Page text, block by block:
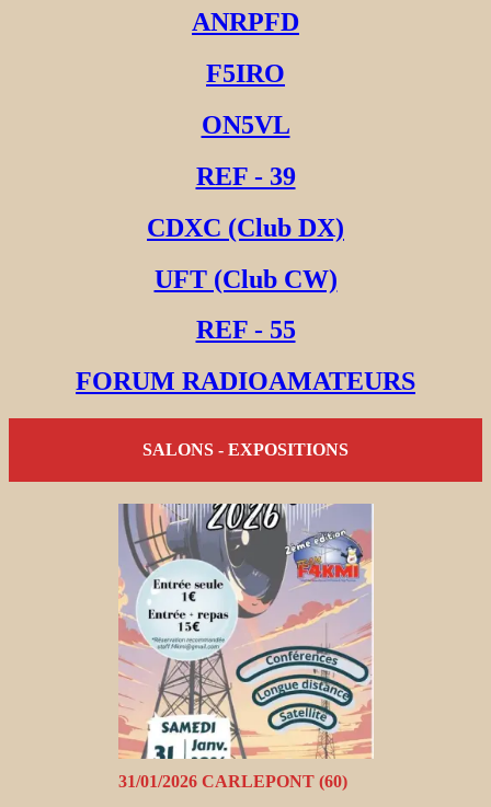
ANRPFD
F5IRO
ON5VL
REF - 39
CDXC (Club DX)
UFT (Club CW)
REF - 55
FORUM RADIOAMATEURS
SALONS - EXPOSITIONS
31/01/2026 CARLEPONT (60)